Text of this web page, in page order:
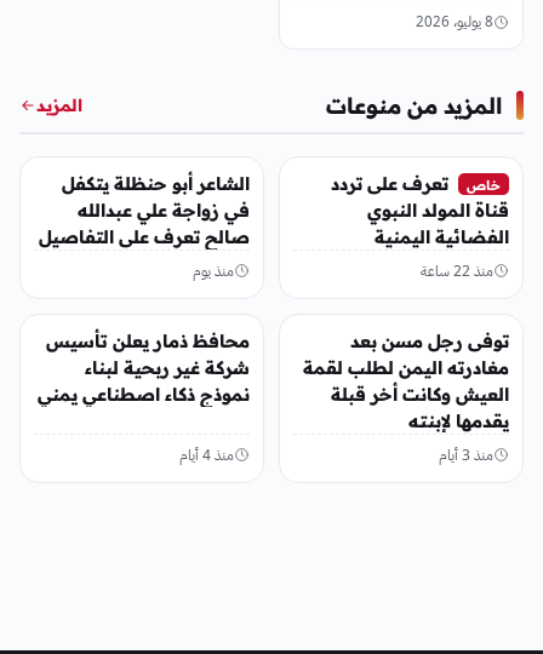
8 يوليو، 2026
المزيد من منوعات المزيد
منوعات
خاص
تعرف على تردد
قناة المولد النبوي
الفضائية اليمنية
منذ 22 ساعة
منوعات
الشاعر أبو حنظلة يتكفل
في زواجة علي عبدالله
صالح تعرف على التفاصيل
منذ يوم
منوعات
توفى رجل مسن بعد
مغادرته اليمن لطلب لقمة
العيش وكانت أخر قبلة
يقدمها لإبنته
منذ 3 أيام
منوعات
محافظ ذمار يعلن تأسيس
شركة غير ربحية لبناء
نموذج ذكاء اصطناعي يمني
منذ 4 أيام